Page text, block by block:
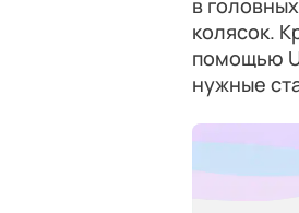
в
колясок.
помощью
нужные